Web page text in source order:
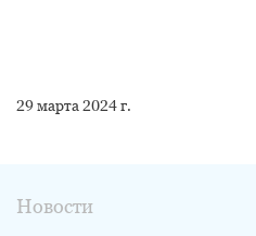
29 марта 2024 г.
Новости